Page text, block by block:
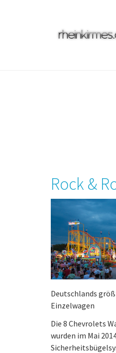
Rock &
Deutschlands
Einzelwagen
Die 8 Chevrolets
wurden im Mai